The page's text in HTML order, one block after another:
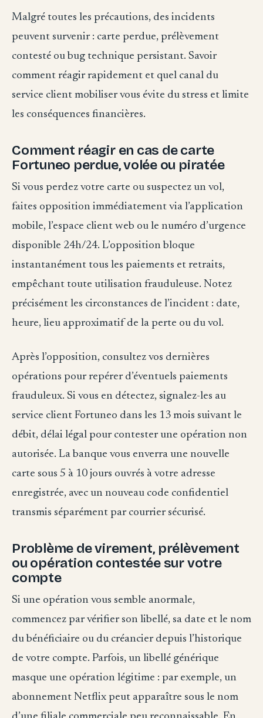
Malgré toutes les précautions, des incidents
peuvent survenir : carte perdue, prélèvement
contesté ou bug technique persistant. Savoir
comment réagir rapidement et quel canal du
service client mobiliser vous évite du stress et limite
les conséquences financières.
Comment réagir en cas de carte
Fortuneo perdue, volée ou piratée
Si vous perdez votre carte ou suspectez un vol,
faites opposition immédiatement via l’application
mobile, l’espace client web ou le numéro d’urgence
disponible 24h/24. L’opposition bloque
instantanément tous les paiements et retraits,
empêchant toute utilisation frauduleuse. Notez
précisément les circonstances de l’incident : date,
heure, lieu approximatif de la perte ou du vol.
Après l’opposition, consultez vos dernières
opérations pour repérer d’éventuels paiements
frauduleux. Si vous en détectez, signalez-les au
service client Fortuneo dans les 13 mois suivant le
débit, délai légal pour contester une opération non
autorisée. La banque vous enverra une nouvelle
carte sous 5 à 10 jours ouvrés à votre adresse
enregistrée, avec un nouveau code confidentiel
transmis séparément par courrier sécurisé.
Problème de virement, prélèvement
ou opération contestée sur votre
compte
Si une opération vous semble anormale,
commencez par vérifier son libellé, sa date et le nom
du bénéficiaire ou du créancier depuis l’historique
de votre compte. Parfois, un libellé générique
masque une opération légitime : par exemple, un
abonnement Netflix peut apparaître sous le nom